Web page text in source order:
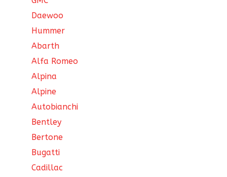
Daewoo
Hummer
Abarth
Alfa Romeo
Alpina
Alpine
Autobianchi
Bentley
Bertone
Bugatti
Cadillac